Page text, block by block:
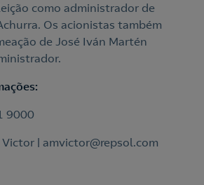
como administrador de
Os acionistas também
de José Iván Martén
9000
| amvictor@repsol.com